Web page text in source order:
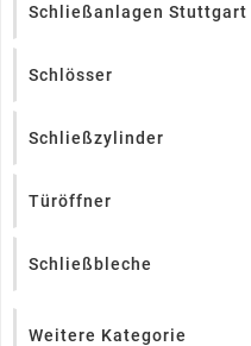
Schließanlagen Stuttgart
Schlösser
Schließzylinder
Türöffner
Schließbleche
Weitere Kategorie